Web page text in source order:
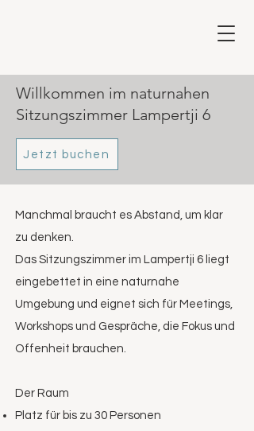
Willkommen im naturnahen
Sitzungszimmer Lampertji 6
Jetzt buchen
Manchmal braucht es Abstand, um klar
zu denken.
Das Sitzungszimmer im Lampertji 6 liegt
eingebettet in eine naturnahe
Umgebung und eignet sich für Meetings,
Workshops und Gespräche, die Fokus und
Offenheit brauchen.
Der Raum
Platz für bis zu 30 Personen